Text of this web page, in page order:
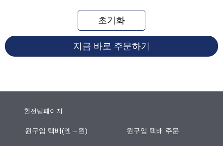
초기화
지금 바로 주문하기
환전탑페이지
원구입 택배(엔→원) 원구입 택배 주문